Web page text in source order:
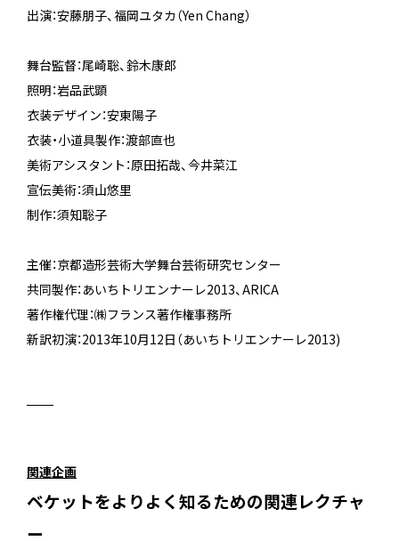
出演：安藤朋子、福岡ユタカ（Yen Chang）
舞台監督：尾崎聡、鈴木康郎
照明：岩品武顕
衣装デザイン：安東陽子
衣装・小道具製作：渡部直也
美術アシスタント：原田拓哉、今井菜江
宣伝美術：須山悠里
制作：須知聡子
主催：京都造形芸術大学舞台芸術研究センター
共同製作：あいちトリエンナーレ2013、ARICA
著作権代理：㈱フランス著作権事務所
新訳初演：2013年10月12日（あいちトリエンナーレ2013)
関連企画
ベケットをよりよく知るための関連レクチャ
ー